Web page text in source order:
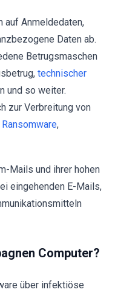
auf Anmeldedaten,
Daten ab.
Betrugsmaschen
technischer
und so weiter.
zur Verbreitung von
Ransomware,
Mails und ihrer hohen
eingehenden E-Mails,
Computer?
über infektiöse